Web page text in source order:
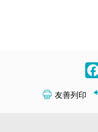
友善列印